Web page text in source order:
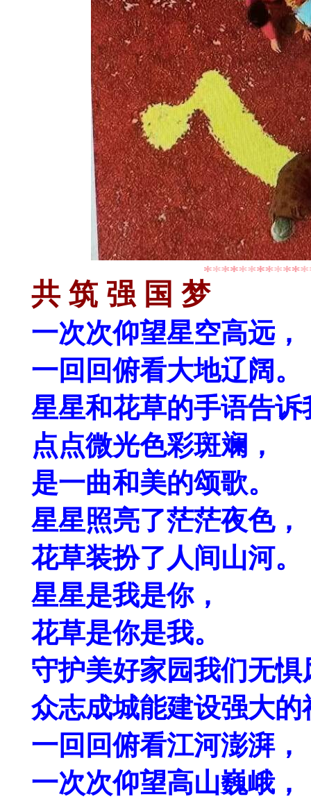
共 筑 强 国 梦
一次次仰望星空高远，
一回回俯看大地辽阔。
星星和花草的手语告诉
点点微光色彩斑斓，
是一曲和美的颂歌。
星星照亮了茫茫夜色，
花草装扮了人间山河。
星星是我是你，
花草是你是我。
守护美好家园我们无惧
众志成城能建设强大的
一回回俯看江河澎湃，
一次次仰望高山巍峨，